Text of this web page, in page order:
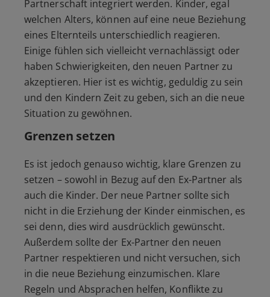
Partnerschaft integriert werden. Kinder, egal
welchen Alters, können auf eine neue Beziehung
eines Elternteils unterschiedlich reagieren.
Einige fühlen sich vielleicht vernachlässigt oder
haben Schwierigkeiten, den neuen Partner zu
akzeptieren. Hier ist es wichtig, geduldig zu sein
und den Kindern Zeit zu geben, sich an die neue
Situation zu gewöhnen.
Grenzen setzen
Es ist jedoch genauso wichtig, klare Grenzen zu
setzen – sowohl in Bezug auf den Ex-Partner als
auch die Kinder. Der neue Partner sollte sich
nicht in die Erziehung der Kinder einmischen, es
sei denn, dies wird ausdrücklich gewünscht.
Außerdem sollte der Ex-Partner den neuen
Partner respektieren und nicht versuchen, sich
in die neue Beziehung einzumischen. Klare
Regeln und Absprachen helfen, Konflikte zu